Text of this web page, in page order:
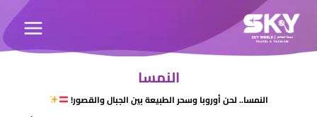
النمسا
النمسا.. لحن أوروبا وسحر الطبيعة بين الجبال والقصور!